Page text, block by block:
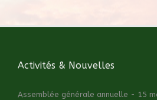
Activités & Nouvelles
Assemblée générale annuelle - 15